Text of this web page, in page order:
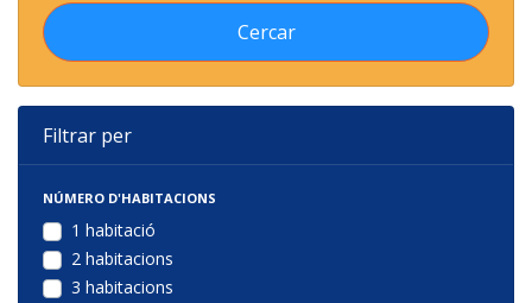
Filtrar per
NÚMERO D'HABITACIONS
1 habitació
2 habitacions
3 habitacions